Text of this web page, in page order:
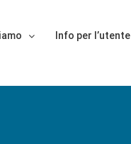
Info per l’utente